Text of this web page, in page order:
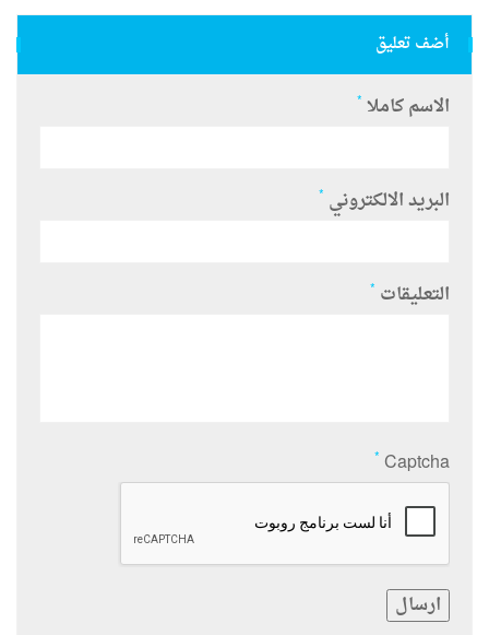
أضف تعليق
الاسم كاملا *
البريد الالكتروني *
التعليقات *
Captcha
*
ارسال